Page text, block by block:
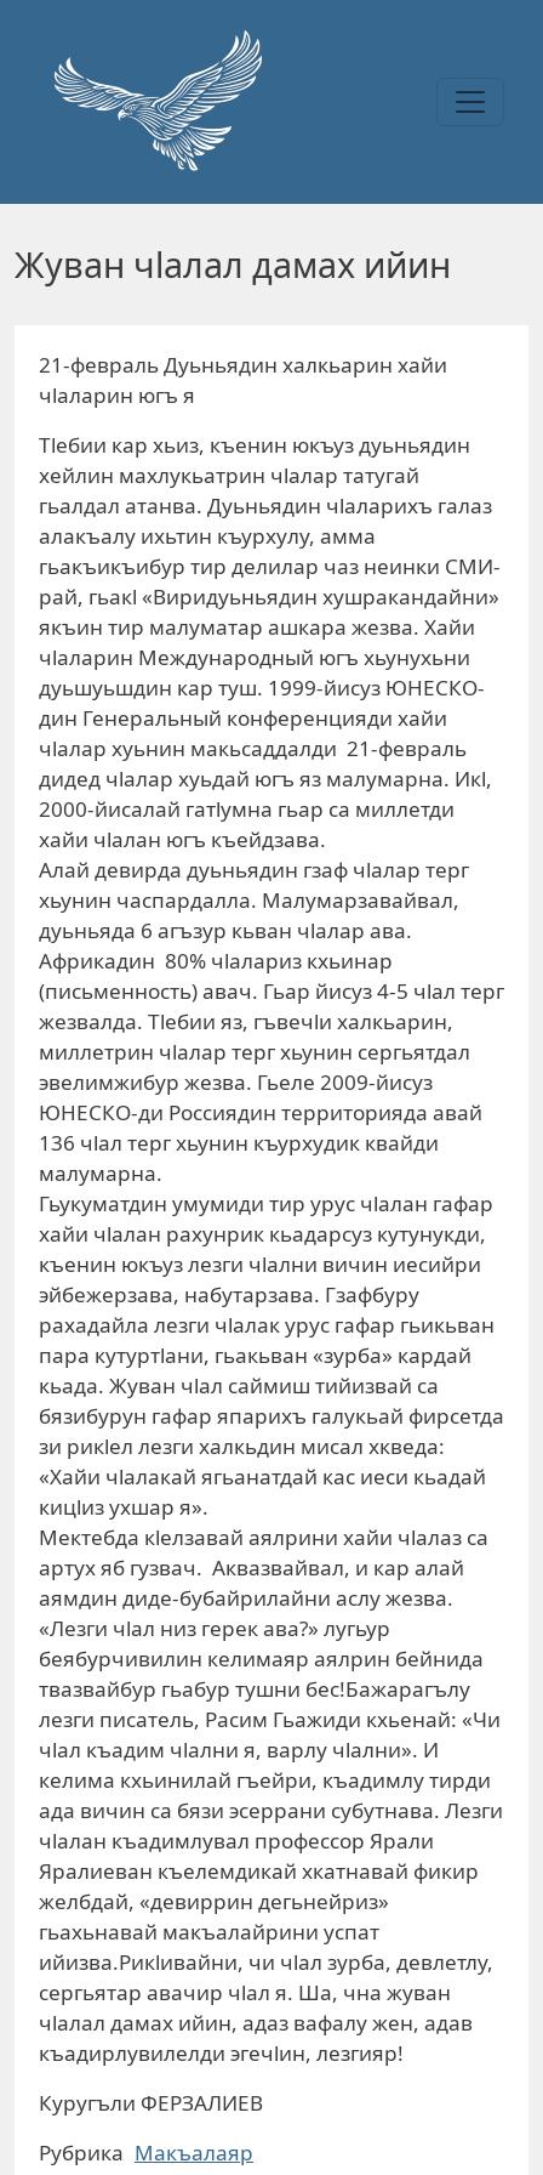
Жуван чlалал дамах ийин
21-февраль Дуьньядин халкьарин хайи
чlаларин югъ я
Тlебии кар хьиз, къенин юкъуз дуьньядин
хейлин махлукьатрин чlалар татугай
гьалдал атанва. Дуьньядин чlаларихъ галаз
алакъалу ихьтин къурхулу, амма
гьакъикъибур тир делилар чаз неинки СМИ-
рай, гьакl «Виридуьньядин хушракандайни»
якъин тир малуматар ашкара жезва. Хайи
чlаларин Международный югъ хьунухьни
дуьшуьшдин кар туш. 1999-йисуз ЮНЕСКО-
дин Генеральный конференцияди хайи
чlалар хуьнин макьсаддалди 21-февраль
дидед чlалар хуьдай югъ яз малумарна. Икl,
2000-йисалай гатlумна гьар са миллетди
хайи чlалан югъ къейдзава.
Алай девирда дуьньядин гзаф чlалар терг
хьунин часпардалла. Малумарзавайвал,
дуьньяда 6 агъзур кьван чlалар ава.
Африкадин 80% чlалариз кхьинар
(письменность) авач. Гьар йисуз 4-5 чlал терг
жезвалда. Тlебии яз, гъвечlи халкьарин,
миллетрин чlалар терг хьунин сергьятдал
эвелимжибур жезва. Гьеле 2009-йисуз
ЮНЕСКО-ди Россиядин территорияда авай
136 чlал терг хьунин къурхудик квайди
малумарна.
Гьукуматдин умумиди тир урус чlалан гафар
хайи чlалан рахунрик кьадарсуз кутунукди,
къенин юкъуз лезги чlални вичин иесийри
эйбежерзава, набутарзава. Гзафбуру
рахадайла лезги чlалак урус гафар гьикьван
пара кутуртlани, гьакьван «зурба» кардай
кьада. Жуван чlал саймиш тийизвай са
бязибурун гафар япарихъ галукьай фирсетда
зи рикlел лезги халкьдин мисал хкведа:
«Хайи чlалакай ягьанатдай кас иеси кьадай
кицlиз ухшар я».
Мектебда кlелзавай аялрини хайи чlалаз са
артух яб гузвач. Аквазвайвал, и кар алай
аямдин диде-бубайрилайни аслу жезва.
«Лезги чlал низ герек ава?» лугьур
беябурчивилин келимаяр аялрин бейнида
твазвайбур гьабур тушни бес!Бажарагълу
лезги писатель, Расим Гьажиди кхьенай: «Чи
чlал къадим чlални я, варлу чlални». И
келима кхьинилай гъейри, къадимлу тирди
ада вичин са бязи эсеррани субутнава. Лезги
чlалан къадимлувал профессор Ярали
Яралиеван къелемдикай хкатнавай фикир
желбдай, «девиррин дегьнейриз»
гьахьнавай макъалайрини успат
ийизва.Рикlивайни, чи чlал зурба, девлетлу,
сергьятар авачир чlал я. Ша, чна жуван
чlалал дамах ийин, адаз вафалу жен, адав
къадирлувилелди эгечlин, лезгияр!
Куругъли ФЕРЗАЛИЕВ
Рубрика Макъалаяр